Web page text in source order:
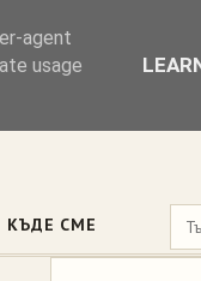
КЪДЕ СМЕ
agent
usage